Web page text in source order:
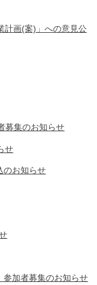
計画(案)」への意見公
募集のお知らせ
せ
のお知らせ
参加者募集のお知らせ